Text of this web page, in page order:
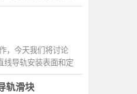
，今天我们将讨论
线导轨安装表面和定
轨滑块